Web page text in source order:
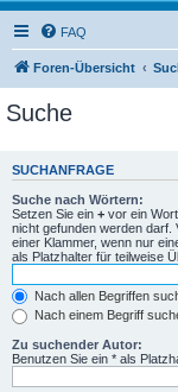
FAQ
Foren-Übersicht
Suche
SUCHANFRAGE
Suche nach Wörtern:
Setzen Sie ein + vor ein
nicht gefunden werden darf.
einer Klammer, wenn nur
als Platzhalter für teilweise
Nach allen Begriffen
Nach einem Begriff
Zu suchender Autor:
Benutzen Sie ein * als